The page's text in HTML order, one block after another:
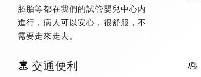
胚胎等都在我們的試管嬰兒中心内
進行，病人可以安心，很舒服，不
需要走來走去。
交通便利